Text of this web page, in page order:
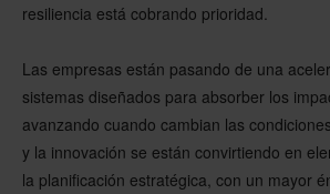
resiliencia está cobrando prioridad.
Las empresas están pasando de una
sistemas diseñados para absorber los
avanzando cuando cambian las
y la innovación se están convirtiendo en
la planificación estratégica, con un mayor